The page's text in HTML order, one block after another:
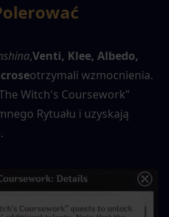
,Venti, Klee, Albedo,
otrzymali wzmocnienia.
Witch's Coursework”
Rytuału i uzyskają